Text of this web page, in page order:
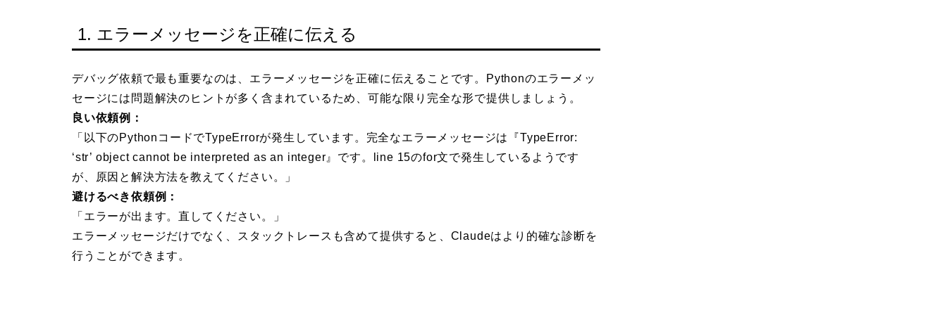
1. エラーメッセージを正確に伝える
デバッグ依頼で最も重要なのは、エラーメッセージを正確に伝えることです。Pythonのエラーメッ
セージには問題解決のヒントが多く含まれているため、可能な限り完全な形で提供しましょう。
良い依頼例：
「以下のPythonコードでTypeErrorが発生しています。完全なエラーメッセージは『TypeError:
‘str’ object cannot be interpreted as an integer』です。line 15のfor文で発生しているようです
が、原因と解決方法を教えてください。」
避けるべき依頼例：
「エラーが出ます。直してください。」
エラーメッセージだけでなく、スタックトレースも含めて提供すると、Claudeはより的確な診断を
行うことができます。